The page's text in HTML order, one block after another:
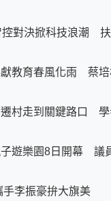
控對決掀科技浪潮
教育春風化雨 蔡
村走到關鍵路口
遊樂園8日開幕 議
手李振豪拚大旗美